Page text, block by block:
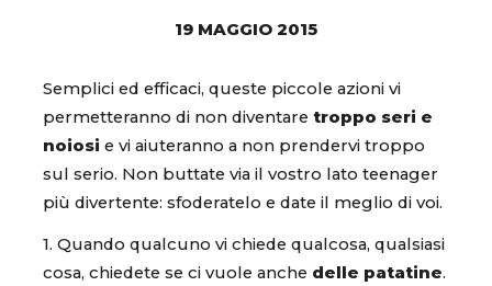
19 MAGGIO 2015
Semplici ed efficaci, queste piccole azioni vi
permetteranno di non diventare troppo seri e
noiosi e vi aiuteranno a non prendervi troppo
sul serio. Non buttate via il vostro lato teenager
più divertente: sfoderatelo e date il meglio di voi.
1. Quando qualcuno vi chiede qualcosa, qualsiasi
cosa, chiedete se ci vuole anche delle patatine.